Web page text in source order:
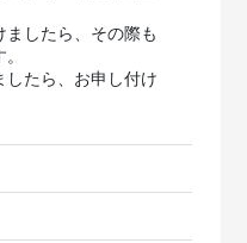
ましたら、その際も
したら、お申し付け